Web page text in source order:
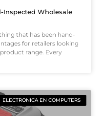
Inspected Wholesale
that has been hand-
for retailers looking
range. Every
ELECTRONICA EN COMPUTERS